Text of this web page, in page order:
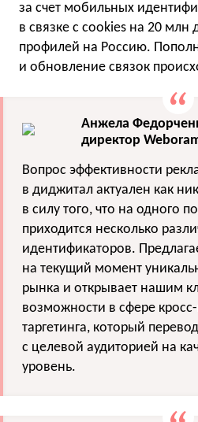
за счет мобильных
в связке с cookies на 20 млн
профилей на Россию.
и обновление связок
Анжела
директор
Вопрос эффективности
в диджитал актуален как
в силу того, что на одного
приходится несколько
идентификаторов.
на текущий момент
рынка и открывает нашим
возможности в сфере
таргетинга, который
с целевой аудиторией на
уровень.